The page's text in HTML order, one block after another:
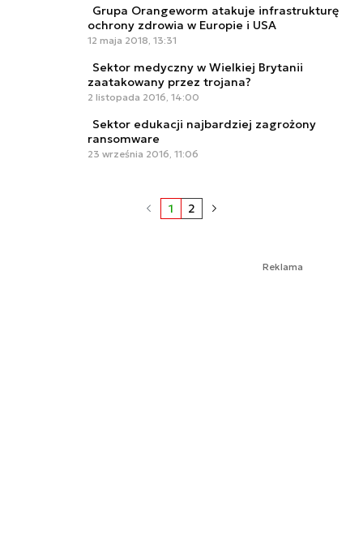
Grupa Orangeworm atakuje infrastrukturę
ochrony zdrowia w Europie i USA
12 maja 2018, 13:31
Sektor medyczny w Wielkiej Brytanii
zaatakowany przez trojana?
2 listopada 2016, 14:00
Sektor edukacji najbardziej zagrożony
ransomware
23 września 2016, 11:06
1 2
Reklama